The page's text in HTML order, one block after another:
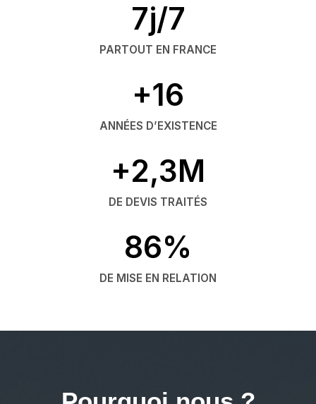
7j/7
PARTOUT EN FRANCE
+16
ANNÉES D’EXISTENCE
+2,3M
DE DEVIS TRAITÉS
86%
DE MISE EN RELATION